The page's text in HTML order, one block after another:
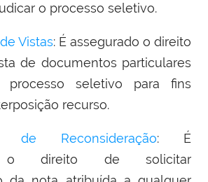
o processo seletivo.
Vistas: É assegurado o direito
de documentos particulares
processo seletivo para fins
recurso.
de Reconsideração: É
o direito de solicitar